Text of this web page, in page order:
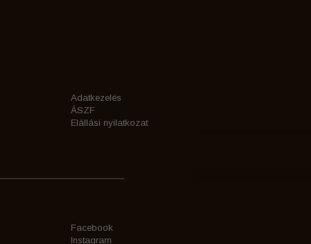
Adatkezelés
ÁSZF
Elállási nyilatkozat
Facebook
Instagram